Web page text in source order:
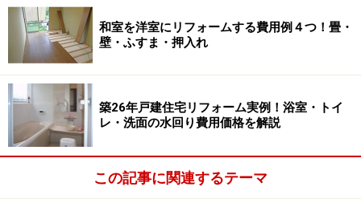
和室を洋室にリフォームする
和室を持て余してしまっているご家庭が意外と多いよう
です。みんなが集まってくつろぐには良いのですが、お
掃除がしづらかったり、キャスター付きの家具や車イス
では使いづらいことから、家族の事情に合わせてフロー
リングの床にリフォームするケースがあります。
畳を撤去し、フローリング材を施工する際には、他の居
和室を洋室にリフォームする費用例４つ！畳・
壁・ふすま・押入れ
築26年戸建住宅リフォーム実例！浴室・トイ
レ・洗面の水回り費用価格を解説
この記事に関連するテーマ